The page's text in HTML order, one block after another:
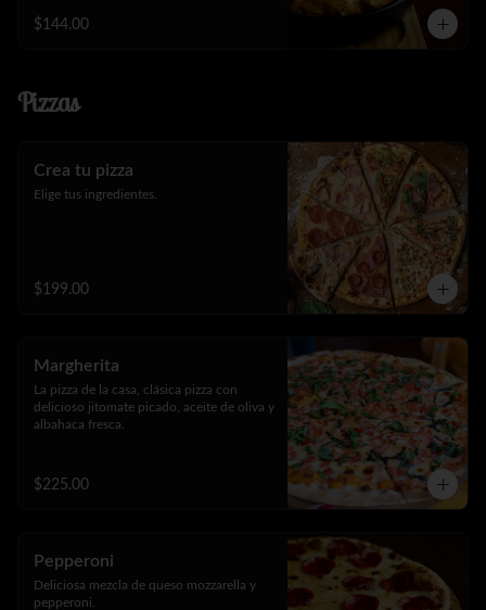
$144.00
Pizzas
Crea tu pizza
Elige tus ingredientes.
$199.00
Margherita
La pizza de la casa, clásica pizza con
delicioso jitomate picado, aceite de oliva y
albahaca fresca.
$225.00
Pepperoni
Deliciosa mezcla de queso mozzarella y
pepperoni.